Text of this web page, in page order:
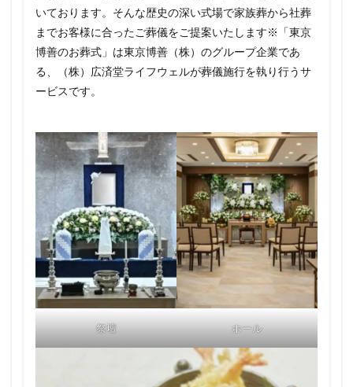
いております。そんな歴史の深い式場で家族葬から社葬
までお客様に合ったご葬儀をご提案いたします※「東京
博善のお葬式」は東京博善（株）のグループ企業であ
る、（株）広済堂ライフウェルが葬儀施行を執り行うサ
ービスです。
祭壇 ホール